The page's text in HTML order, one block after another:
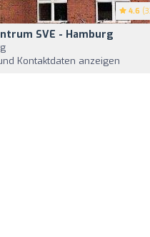
4.6
SVE - Hamburg
Kontaktdaten anzeigen